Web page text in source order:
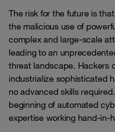
The risk for the future is
the malicious use of
complex and large-scale
leading to an
threat landscape. Hackers
industrialize sophisticated
no advanced skills
beginning of automated
expertise working hand-in-